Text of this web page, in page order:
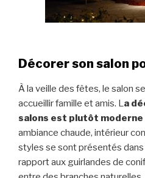
Décorer son salon
À la veille des fêtes, le salon
accueillir famille et amis. L a
salons est plutôt
ambiance chaude, intérieur
styles se sont présentés dans
rapport aux guirlandes de